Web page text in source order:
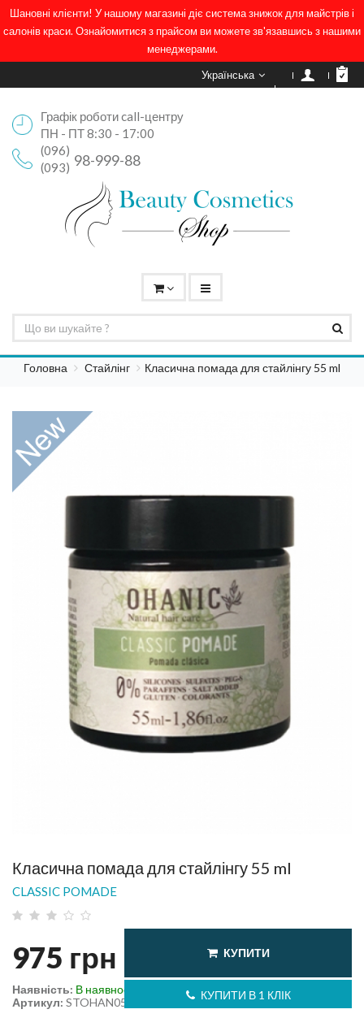
Шановні клієнти! У нашому магазині діє система знижок для майстрів і
салонів краси. Ознайомитися з прайсом ви можете зв'язавшись з нашими
менеджерами.
Українська
Графік роботи call-центру
ПН - ПТ 8:30 - 17:00
(096)
98-999-88
(093)
Головна Стайлінг Класична помада для стайлінгу 55 ml
Класична помада для стайлінгу 55 ml
CLASSIC POMADE
975 грн КУПИТИ
КУПИТИ В 1 КЛІК
Артикул: STOHAN05
Наявність: В наявності